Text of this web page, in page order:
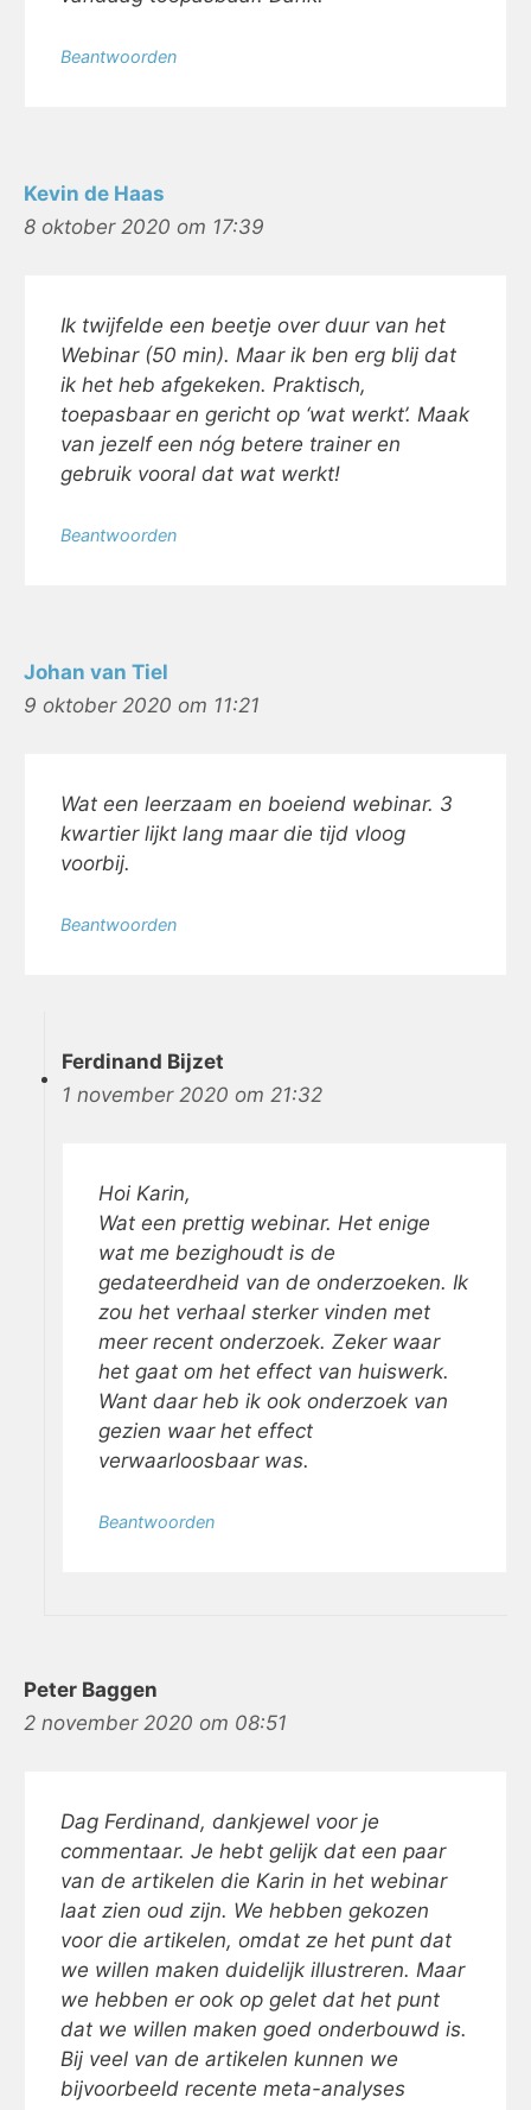
Beantwoorden
Kevin de Haas
8 oktober 2020 om 17:39
Ik twijfelde een beetje over duur van het
Webinar (50 min). Maar ik ben erg blij dat
ik het heb afgekeken. Praktisch,
toepasbaar en gericht op ‘wat werkt’. Maak
van jezelf een nóg betere trainer en
gebruik vooral dat wat werkt!
Beantwoorden
Johan van Tiel
9 oktober 2020 om 11:21
Wat een leerzaam en boeiend webinar. 3
kwartier lijkt lang maar die tijd vloog
voorbij.
Beantwoorden
Ferdinand Bijzet
1 november 2020 om 21:32
Hoi Karin,
Wat een prettig webinar. Het enige
wat me bezighoudt is de
gedateerdheid van de onderzoeken. Ik
zou het verhaal sterker vinden met
meer recent onderzoek. Zeker waar
het gaat om het effect van huiswerk.
Want daar heb ik ook onderzoek van
gezien waar het effect
verwaarloosbaar was.
Beantwoorden
Peter Baggen
2 november 2020 om 08:51
Dag Ferdinand, dankjewel voor je
commentaar. Je hebt gelijk dat een paar
van de artikelen die Karin in het webinar
laat zien oud zijn. We hebben gekozen
voor die artikelen, omdat ze het punt dat
we willen maken duidelijk illustreren. Maar
we hebben er ook op gelet dat het punt
dat we willen maken goed onderbouwd is.
Bij veel van de artikelen kunnen we
bijvoorbeeld recente meta-analyses